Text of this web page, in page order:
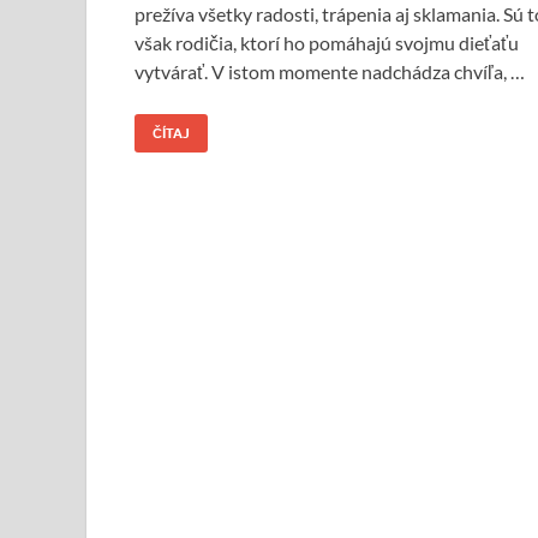
prežíva všetky radosti, trápenia aj sklamania. Sú
však rodičia, ktorí ho pomáhajú svojmu dieťaťu
vytvárať. V istom momente nadchádza chvíľa, …
ČÍTAJ